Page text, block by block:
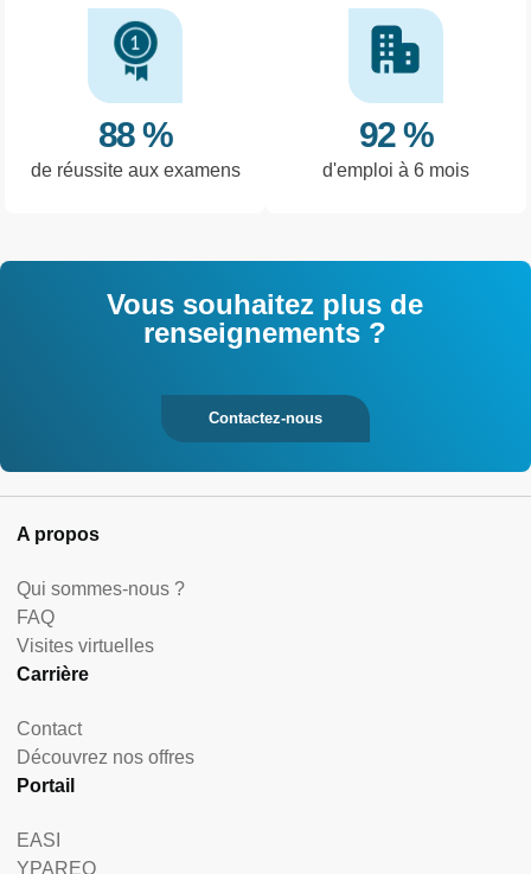
88 %
de réussite aux examens
92 %
d'emploi à 6 mois
Vous souhaitez plus de
renseignements ?
Contactez-nous
A propos
Qui sommes-nous ?
FAQ
Visites virtuelles
Carrière
Contact
Découvrez nos offres
Portail
EASI
YPAREO